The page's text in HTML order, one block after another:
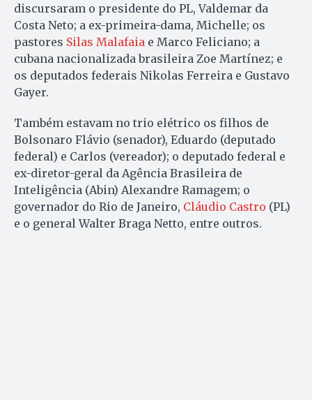
discursaram o presidente do PL, Valdemar da
Costa Neto; a ex-primeira-dama, Michelle; os
pastores Silas Malafaia e Marco Feliciano; a
cubana nacionalizada brasileira Zoe Martínez; e
os deputados federais Nikolas Ferreira e Gustavo
Gayer.
Também estavam no trio elétrico os filhos de
Bolsonaro Flávio (senador), Eduardo (deputado
federal) e Carlos (vereador); o deputado federal e
ex-diretor-geral da Agência Brasileira de
Inteligência (Abin) Alexandre Ramagem; o
governador do Rio de Janeiro, Cláudio Castro (PL)
e o general Walter Braga Netto, entre outros.